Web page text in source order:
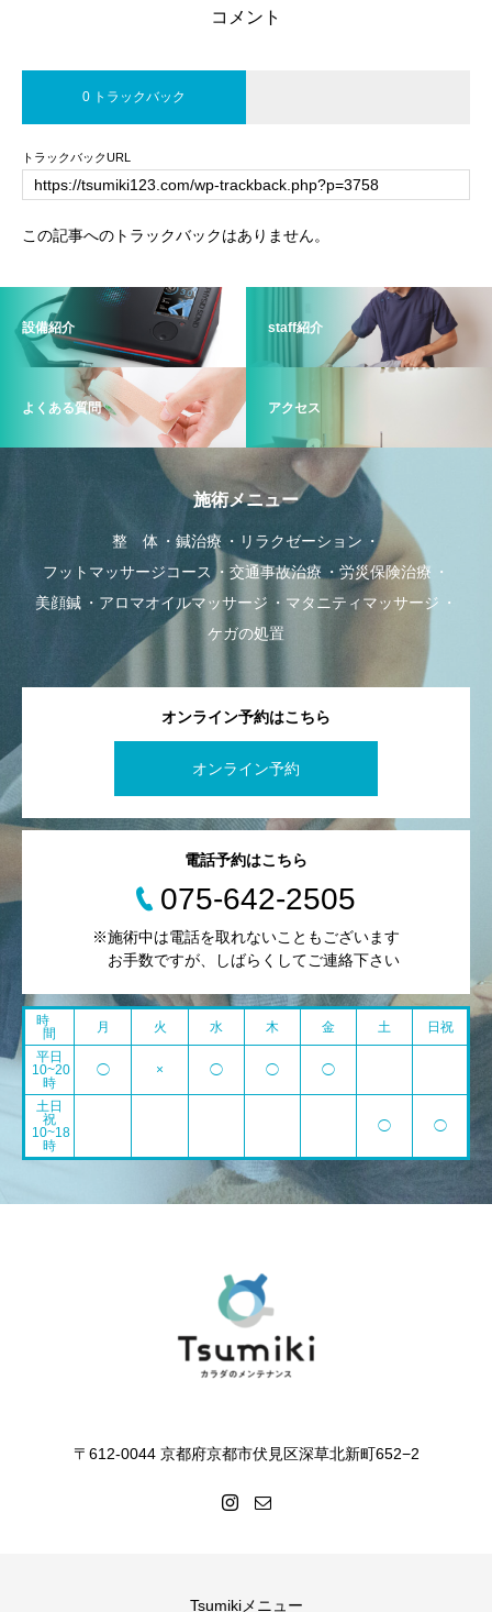
コメント
0 トラックバック
トラックバックURL
この記事へのトラックバックはありません。
設備紹介 staff紹介
よくある質問 アクセス
施術メニュー
整 体 鍼治療
リラクゼーション
フットマッサージコース
交通事故治療
労災保険治療
美顔鍼
アロマオイルマッサージ
マタニティマッサージ
ケガの処置
オンライン予約はこちら
オンライン予約
電話予約はこちら
075-642-2505
※施術中は電話を取れないこともございます
お手数ですが、しばらくしてご連絡下さい
時
間
月 火 水 木 金 土
日祝
平日
10~20
時
◯ × ◯ ◯ ◯
土日
祝
10~18
時
◯ ◯
〒612-0044 京都府京都市伏見区深草北新町652−2
Tsumikiメニュー